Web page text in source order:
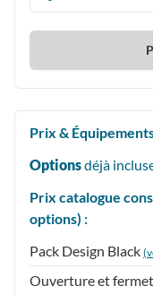
Prix &
Optionsdéjà
Prix catalogue
options) :
Pack Design Black
Ouverture et